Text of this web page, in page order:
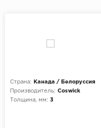
Страна:
Канада / Белоруссия
Производитель: Coswick
Толщина, мм: 3